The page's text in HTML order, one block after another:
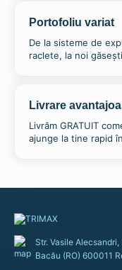
Portofoliu variat
De la sisteme de
raclete, la noi
Livrare
Livrăm GRATUIT
ajunge la tine rapid
Str. Vasile Alecsandri,
Bacău (RO) 600011